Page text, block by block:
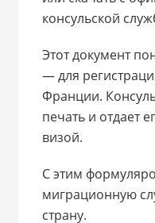
консульской
Этот документ
— для
Франции.
печать и отдает
визой.
С этим
миграционную
страну.